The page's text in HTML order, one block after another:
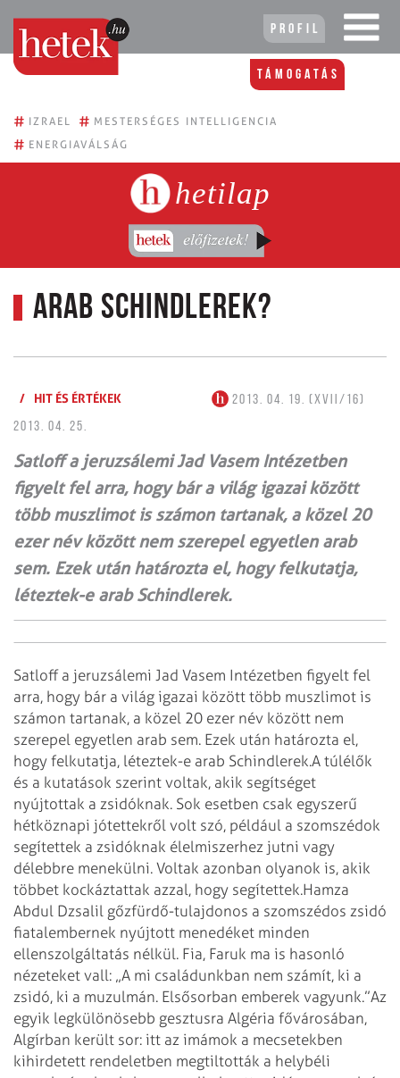
Profil
Támogatás
# IZRAEL # MESTERSÉGES INTELLIGENCIA
# ENERGIAVÁLSÁG
hetilap
Arab Schindlerek?
/ HIT ÉS ÉRTÉKEK
2013. 04. 19. (XVII/16)
2013. 04. 25.
Satloff a jeruzsálemi Jad Vasem Intézetben
figyelt fel arra, hogy bár a világ igazai között
több muszlimot is számon tartanak, a közel 20
ezer név között nem szerepel egyetlen arab
sem. Ezek után határozta el, hogy felkutatja,
léteztek-e arab Schindlerek.
Satloff a jeruzsálemi Jad Vasem Intézetben figyelt fel
arra, hogy bár a világ igazai között több muszlimot is
számon tartanak, a közel 20 ezer név között nem
szerepel egyetlen arab sem. Ezek után határozta el,
hogy felkutatja, léteztek-e arab Schindlerek.A túlélők
és a kutatások szerint voltak, akik segítséget
nyújtottak a zsidóknak. Sok esetben csak egyszerű
hétköznapi jótettekről volt szó, például a szomszédok
segítettek a zsidóknak élelmiszerhez jutni vagy
délebbre menekülni. Voltak azonban olyanok is, akik
többet kockáztattak azzal, hogy segítettek.Hamza
Abdul Dzsalil gőzfürdő-tulajdonos a szomszédos zsidó
fiatalembernek nyújtott menedéket minden
ellenszolgáltatás nélkül. Fia, Faruk ma is hasonló
nézeteket vall: „A mi családunkban nem számít, ki a
zsidó, ki a muzulmán. Elsősorban emberek vagyunk.”Az
egyik legkülönösebb gesztusra Algéria fővárosában,
Algírban került sor: itt az imámok a mecsetekben
kihirdetett rendeletben megtiltották a helybéli